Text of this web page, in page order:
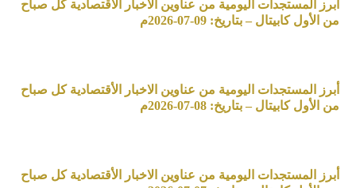
أبرز المستجدات اليومية من عناوين الاخبار الأقتصادية كل صباح
من الأول كابيتال – بتاريخ: 09-07-2026م
أبرز المستجدات اليومية من عناوين الاخبار الأقتصادية كل صباح
من الأول كابيتال – بتاريخ: 08-07-2026م
أبرز المستجدات اليومية من عناوين الاخبار الأقتصادية كل صباح